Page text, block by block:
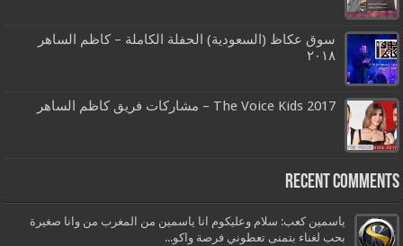
سوق عكاظ (السعودية) الحفلة الكاملة – كاظم الساهر
٢٠١٨
The Voice Kids 2017 – مشاركات فريق كاظم الساهر
Recent Comments
ياسمين كعب: سلام وعليكوم انا ياسمين من المغرب من وانا صغيرة
بحب لغناء بتمنى تعطوني فرصة واكو...